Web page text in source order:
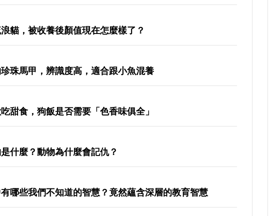
貓，被收養後顏值現在怎麼樣了？
珠馬甲，辨識度高，適合跟小魚混養
甜食，狗飯是否需要「色香味俱全」
什麼？動物為什麼會記仇？
有哪些我們不知道的智慧？竟然蘊含深層的教育智慧